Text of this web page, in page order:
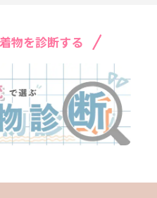
物を診断する